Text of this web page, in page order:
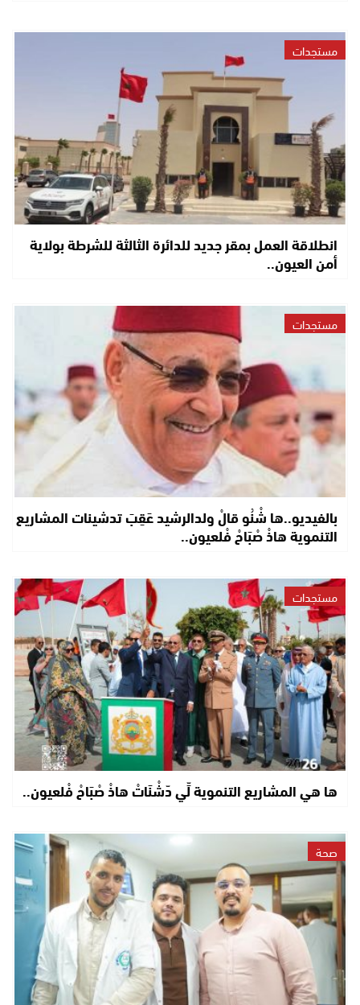
مستجدات
انطلاقة العمل بمقر جديد للدائرة الثالثة للشرطة بولاية
أمن العيون..
مستجدات
بالفيديو..ها شْنُو قالْ ولدالرشيد عَقِبَ تدشينات المشاريع
التنموية هاذْ صْبَاحْ فْلعيون..
مستجدات
ها هي المشاريع التنموية لِّي دّشْنَاتْ هاذْ صْبَاحْ فْلعيون..
صحة